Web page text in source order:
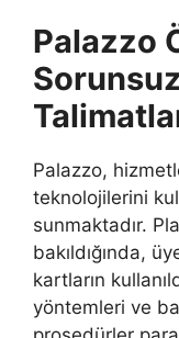
Palazzo
Palazzo,
teknolojilerini
sunmaktadır.
bakıldığında,
kartların
yöntemleri ve